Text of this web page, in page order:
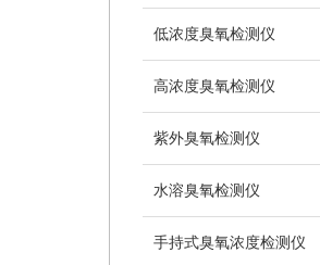
低浓度臭氧检测仪
高浓度臭氧检测仪
紫外臭氧检测仪
水溶臭氧检测仪
手持式臭氧浓度检测仪